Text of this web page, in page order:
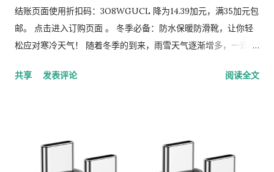
结账页面使用折扣码：3O8WGUCL 降为14.39加元，满35加元包
邮。 点击进入订购页面 。 冬季必备：防水保暖防滑靴，让你轻
松应对寒冷天气！ 随着冬季的到来，雨雪天气逐渐增多，一双既
推荐一款多功能冬季靴子，它不仅防水、保暖，还具备防滑和舒
挡雨水、雪水或其他液体的侵入。无论是雨天还是雪天，它都能
确保你的双脚始终保持干爽。更棒的是，清洁起来也非常方便，
共享 发表评论 阅读全文